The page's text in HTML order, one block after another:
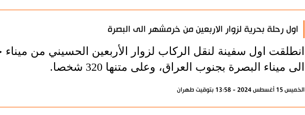
اول رحلة بحرية لزوار الاربعين من خرمشهر الى البصرة
انطلقت اول سفينة لنقل الركاب لزوار الأربعين الحسيني من
الى ميناء البصرة بجنوب العراق، وعلى متنها 320 شخصا.
الخميس 15 أغسطس 2024 - 13:58 بتوقيت طهران